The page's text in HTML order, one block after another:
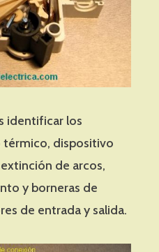
identificar los
térmico, dispositivo
de arcos,
y borneras de
de entrada y salida.